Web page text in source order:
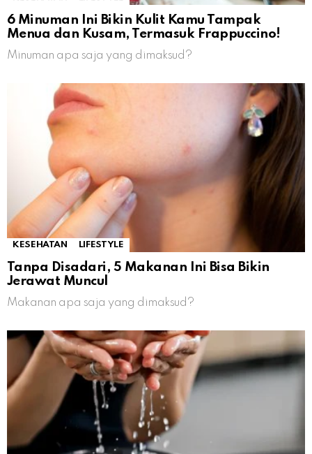
6 Minuman Ini Bikin Kulit Kamu Tampak
Menua dan Kusam, Termasuk Frappuccino!
Minuman apa saja yang dimaksud?
KESEHATAN LIFESTYLE
Tanpa Disadari, 5 Makanan Ini Bisa Bikin
Jerawat Muncul
Makanan apa saja yang dimaksud?